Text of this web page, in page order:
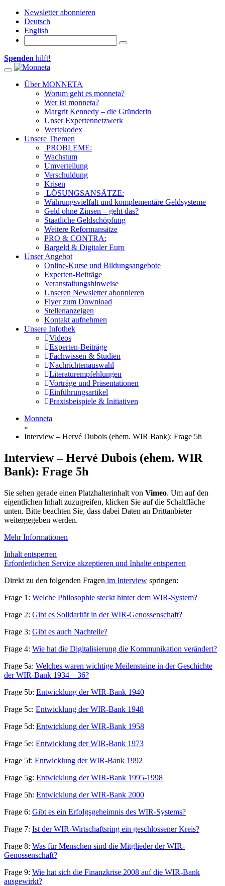
Newsletter abonnieren
Deutsch
English
Spenden hilft!
Toggle navigation
Über MONNETA
Worum geht es monneta?
Wer ist monneta?
Margrit Kennedy – die Gründerin
Unser Expertennetzwerk
Wertekodex
Unsere Themen
PROBLEME:
Wachstum
Umverteilung
Verschuldung
Krisen
LÖSUNGSANSÄTZE:
Währungsvielfalt und komplementäre Geldsysteme
Geld ohne Zinsen – geht das?
Staatliche Geldschöpfung
Weitere Reformansätze
PRO & CONTRA:
Bargeld & Digitaler Euro
Unser Angebot
Online-Kurse und Bildungsangebote
Experten-Beiträge
Veranstaltungshinweise
Unseren Newsletter abonnieren
Flyer zum Download
Stellenanzeigen
Kontakt aufnehmen
Unsere Infothek
Videos
Experten-Beiträge
Fachwissen & Studien
Nachrichtenauswahl
Literaturempfehlungen
Vorträge und Präsentationen
Einführungsartikel
Praxisbeispiele & Initiativen
Monneta
»
Interview – Hervé Dubois (ehem. WIR Bank): Frage 5h
Interview – Hervé Dubois (ehem. WIR
Bank): Frage 5h
Sie sehen gerade einen Platzhalterinhalt von Vimeo. Um auf den
eigentlichen Inhalt zuzugreifen, klicken Sie auf die Schaltfläche
unten. Bitte beachten Sie, dass dabei Daten an Drittanbieter
weitergegeben werden.
Mehr Informationen
Inhalt entsperren
Erforderlichen Service akzeptieren und Inhalte entsperren
Direkt zu den folgenden Fragen im Interview springen:
Frage 1: Welche Philosophie steckt hinter dem WIR-System?
Frage 2: Gibt es Solidarität in der WIR-Genossenschaft?
Frage 3: Gibt es auch Nachteile?
Frage 4: Wie hat die Digitalisierung die Kommunikation verändert?
Frage 5a: Welches waren wichtige Meilensteine in der Geschichte
der WIR-Bank 1934 – 36?
Frage 5b: Entwicklung der WIR-Bank 1940
Frage 5c: Entwicklung der WIR-Bank 1948
Frage 5d: Entwicklung der WIR-Bank 1958
Frage 5e: Entwicklung der WIR-Bank 1973
Frage 5f: Entwicklung der WIR-Bank 1992
Frage 5g: Entwicklung der WIR-Bank 1995-1998
Frage 5h: Entwicklung der WIR-Bank 2000
Frage 6: Gibt es ein Erfolgsgeheimnis des WIR-Systems?
Frage 7: Ist der WIR-Wirtschaftsring ein geschlossener Kreis?
Frage 8: Was für Menschen sind die Mitglieder der WIR-
Genossenschaft?
Frage 9: Wie hat sich die Finanzkrise 2008 auf die WIR-Bank
ausgewirkt?